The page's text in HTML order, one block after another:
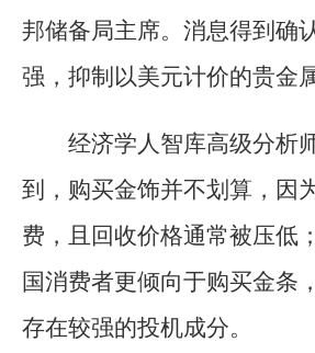
邦储备局主席。消息得到确
强，抑制以美元计价的贵金
经济学人智库高级分析
到，购买金饰并不划算，因
费，且回收价格通常被压低
国消费者更倾向于购买金条
存在较强的投机成分。